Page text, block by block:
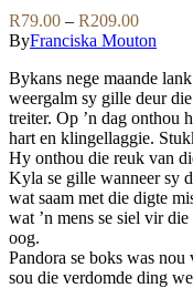
be
chosen
on
the
product
page
variants.
The
options
may
be
chosen
on
the
product
page
R79.00 – R209.00Price
range:
through
ByFranciska Mouton
Bykans nege maande
weergalm sy gille deur
treiter. Op ’n dag
hart en klingellaggie.
Hy onthou die reuk van
Kyla se gille wanneer sy
wat saam met die digte
wat ’n mens se siel vir
oog.
Pandora se boks was
sou die verdomde ding